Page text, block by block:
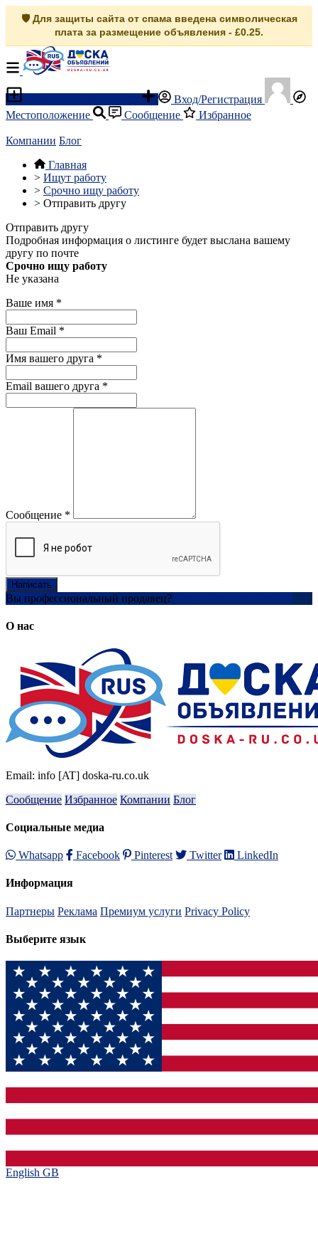
🛡️ Для защиты сайта от спама введена символическая
плата за размещение объявления - £0.25.
Вход/Регистрация
Местоположение
Сообщение Избранное
Компании Блог
Главная
> Ищут работу
> Срочно ищу работу
> Отправить другу
Отправить другу
Подробная информация о листинге будет выслана вашему
другу по почте
Срочно ищу работу
Не указана
Ваше имя *
Ваш Email *
Имя вашего друга *
Email вашего друга *
Сообщение *
Написать
Вы профессиональный продавец?
О нас
Email: info [AT] doska-ru.co.uk
Сообщение Избранное Компании Блог
Социальные медиа
Whatsapp Facebook Pinterest Twitter LinkedIn
Информация
Партнеры Реклама Премиум услуги Privacy Policy
Выберите язык
English GB‎